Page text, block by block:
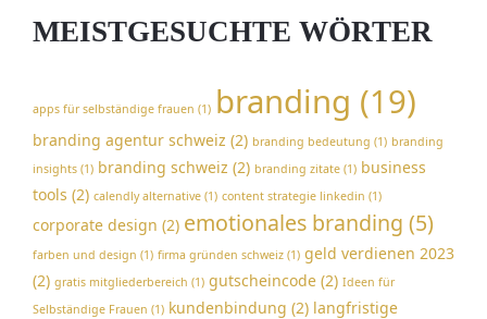
MEISTGESUCHTE WÖRTER
apps für selbständige frauen (1) branding (19)
branding agentur schweiz (2) branding bedeutung (1) branding
insights (1) branding schweiz (2) branding zitate (1) business
tools (2) calendly alternative (1) content strategie linkedin (1)
corporate design (2) emotionales branding (5)
farben und design (1) firma gründen schweiz (1) geld verdienen 2023
(2) gratis mitgliederbereich (1) gutscheincode (2) Ideen für
Selbständige Frauen (1) kundenbindung (2) langfristige